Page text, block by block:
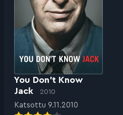
You Don’t Know
Jack
2010
Katsottu 9.11.2010